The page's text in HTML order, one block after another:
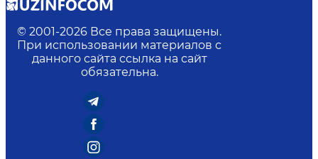
© 2001-2026 Все права защищены.
При использовании материалов с
данного сайта ссылка на сайт
обязательна.